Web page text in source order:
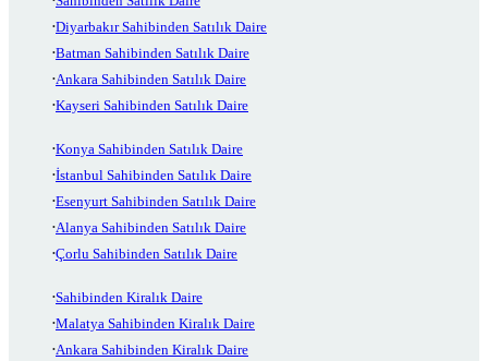
Diyarbakır Sahibinden Satılık Daire
Batman Sahibinden Satılık Daire
Ankara Sahibinden Satılık Daire
Kayseri Sahibinden Satılık Daire
Konya Sahibinden Satılık Daire
İstanbul Sahibinden Satılık Daire
Esenyurt Sahibinden Satılık Daire
Alanya Sahibinden Satılık Daire
Çorlu Sahibinden Satılık Daire
Sahibinden Kiralık Daire
Malatya Sahibinden Kiralık Daire
Ankara Sahibinden Kiralık Daire